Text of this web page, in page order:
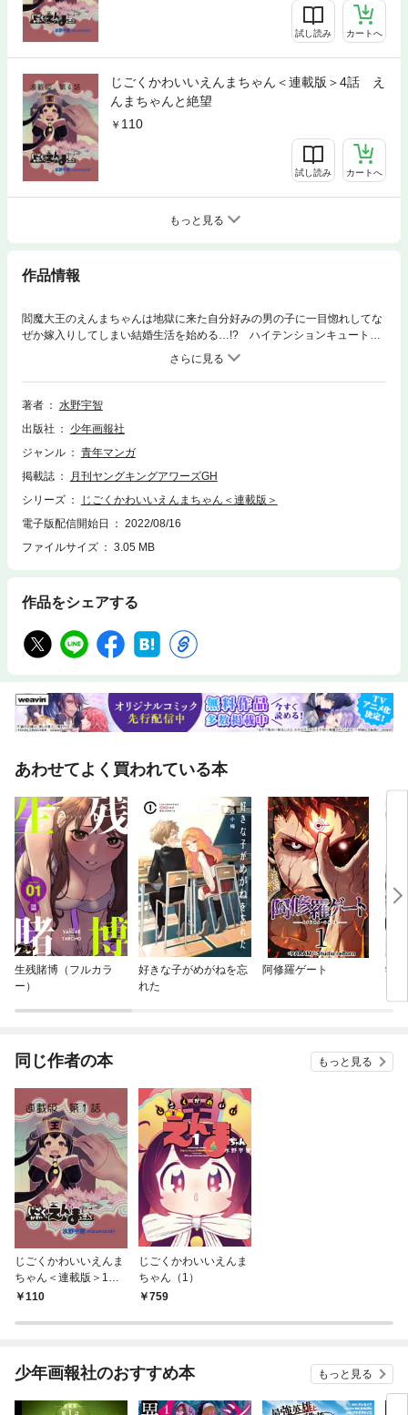
試し読み カートへ
じごくかわいいえんまちゃん＜連載版＞4話 え
んまちゃんと絶望
110
試し読み カートへ
もっと見る
作品情報
閻魔大王のえんまちゃんは地獄に来た自分好みの男の子に一目惚れしてな
ぜか嫁入りしてしまい結婚生活を始める…!? ハイテンションキュートコ
著者
水野宇智
出版社
少年画報社
ジャンル
青年マンガ
掲載誌
月刊ヤングキングアワーズGH
シリーズ
じごくかわいいえんまちゃん＜連載版＞
電子版配信開始日
2022/08/16
ファイルサイズ
3.05 MB
作品をシェアする
あわせてよく買われている本
生残賭博（フルカラ
ー）
好きな子がめがねを忘
れた
阿修羅ゲート 学
同じ作者の本 もっと見る
じごくかわいいえんま
ちゃん＜連載版＞1
話 えんまちゃんと初
110
じごくかわいいえんま
ちゃん（1）
759
少年画報社のおすすめ本 もっと見る